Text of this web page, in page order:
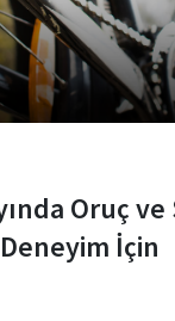
Oruç
İçin